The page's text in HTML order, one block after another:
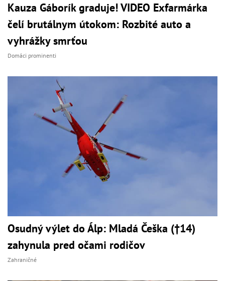
Kauza Gáborík graduje! VIDEO Exfarmárka
čelí brutálnym útokom: Rozbité auto a
vyhrážky smrťou
Domáci prominenti
Osudný výlet do Álp: Mladá Češka (†14)
zahynula pred očami rodičov
Zahraničné